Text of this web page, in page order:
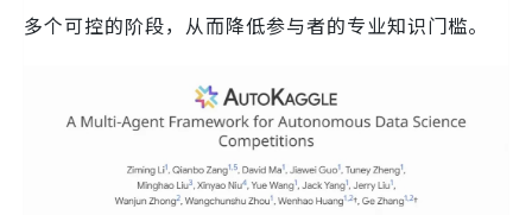
多个可控的阶段，从而降低参与者的专业知识门槛。